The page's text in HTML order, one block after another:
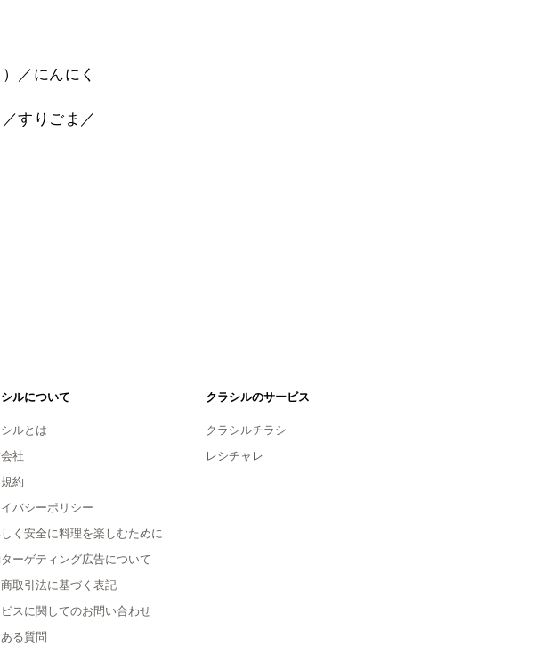
／にんにく
すりごま／
ルについて
ルとは
社
約
バシーポリシー
く安全に料理を楽しむために
ーゲティング広告について
取引法に基づく表記
スに関してのお問い合わせ
る質問
クラシルのサービス
クラシルチラシ
レシチャレ